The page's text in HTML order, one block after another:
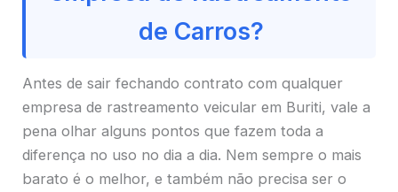
de Carros?
Antes de sair fechando contrato com qualquer
empresa de rastreamento veicular em Buriti, vale a
pena olhar alguns pontos que fazem toda a
diferença no uso no dia a dia. Nem sempre o mais
barato é o melhor, e também não precisa ser o